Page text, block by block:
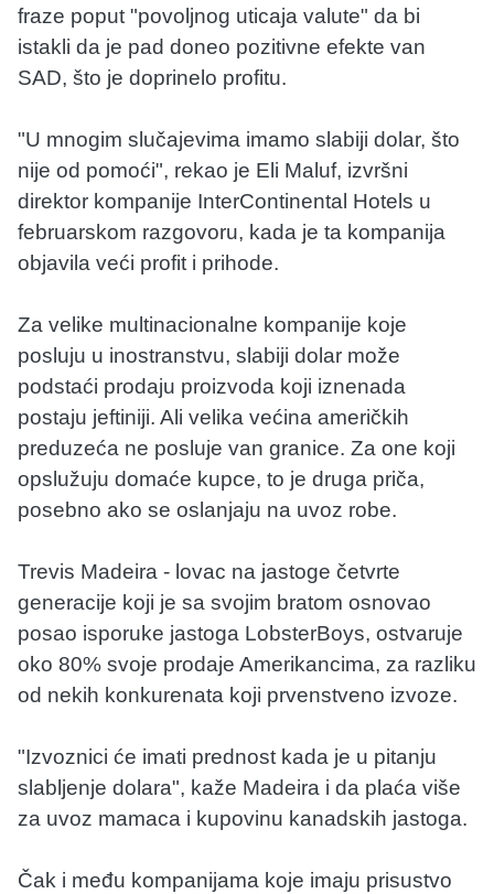
fraze poput "povoljnog uticaja valute" da bi
istakli da je pad doneo pozitivne efekte van
SAD, što je doprinelo profitu.
"U mnogim slučajevima imamo slabiji dolar, što
nije od pomoći", rekao je Eli Maluf, izvršni
direktor kompanije InterContinental Hotels u
februarskom razgovoru, kada je ta kompanija
objavila veći profit i prihode.
Za velike multinacionalne kompanije koje
posluju u inostranstvu, slabiji dolar može
podstaći prodaju proizvoda koji iznenada
postaju jeftiniji. Ali velika većina američkih
preduzeća ne posluje van granice. Za one koji
opslužuju domaće kupce, to je druga priča,
posebno ako se oslanjaju na uvoz robe.
Trevis Madeira - lovac na jastoge četvrte
generacije koji je sa svojim bratom osnovao
posao isporuke jastoga LobsterBoys, ostvaruje
oko 80% svoje prodaje Amerikancima, za razliku
od nekih konkurenata koji prvenstveno izvoze.
"Izvoznici će imati prednost kada je u pitanju
slabljenje dolara", kaže Madeira i da plaća više
za uvoz mamaca i kupovinu kanadskih jastoga.
Čak i među kompanijama koje imaju prisustvo